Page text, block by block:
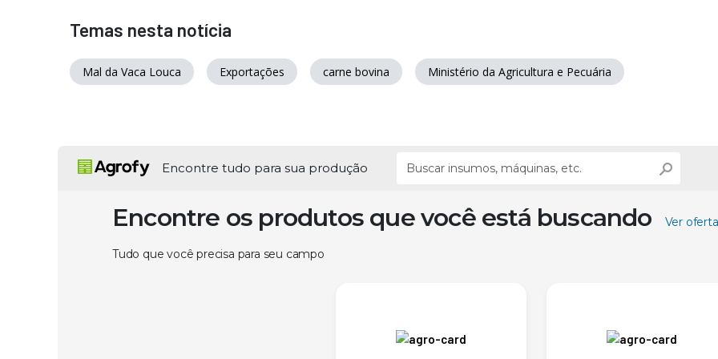
Temas nesta notícia
Mal da Vaca Louca Exportações carne bovina Ministério da Agricultura e Pecuária
Encontre tudo para sua produção
Encontre os produtos que você está buscando Ver
Tudo que você precisa para seu campo